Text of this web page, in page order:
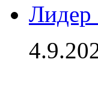
Лидер